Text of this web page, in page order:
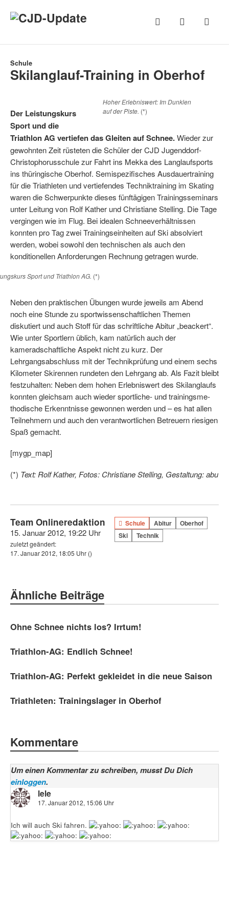
Schule
Skilanglauf-Training in Oberhof
Hoher Erlebniswert: Im Dunklen
auf der Piste. (*)
Der Leistungskurs
Sportund die
Triathlon AG vertiefen das Gleiten auf Schnee.Wieder zur
gewohnten Zeit rüsteten die Schüler der CJD Jugenddorf-
Christophorusschule zur Fahrt ins Mekka des Langlauf­sports
ins thüringische Oberhof. Semispezifisches Ausdauertraining
für die Triathleten und vertiefen­des Techniktraining im Skating
waren die Schwerpunkte dieses fünftägigen Trainingsseminars
unter Leitung von Rolf Kather und Christiane Stelling. Die Tage
vergingen wie im Flug. Bei idealen Schneeverhältnissen
konnten pro Tag zwei Trainingseinheiten auf Ski absolviert
werden, wobei sowohl den technischen als auch den
konditionellen Anforderungen Rechnung getragen wurde.
Sport und Triathlon AG. (*)
Neben den praktischen Übungen wurde jeweils am Abend
noch eine Stunde zu sportwissenschaftlichen Themen
diskutiert und auch Stoff für das schrift­liche Abitur „beackert“.
Wie unter Sportlern üblich, kam natürlich auch der
kameradschaftliche Aspekt nicht zu kurz. Der
Lehrgangsabschluss mit der Technikprüfung und einem sechs
Kilometer Skirennen rundeten den Lehr­gang ab. Als Fazit bleibt
festzuhalten: Neben dem hohen Erlebniswert des Skilanglaufs
konnten gleichsam auch wieder sportliche- und trainingsme­
tho­dische Erkenntnisse gewonnen werden und – es hat allen
Teilnehmern und auch den verantwortlichen Betreuern riesigen
Spaß gemacht.
[mygp_map]
(*) Text: Rolf Kather, Fotos: Christiane Stelling, Gestaltung: abu
Team Onlineredaktion
15. Januar 2012, 19:22 Uhr
zuletzt geändert:
17. Januar 2012, 18:05 Uhr ()
Schule Abitur
Oberhof
Ski
Technik
Ähnliche Beiträge
Ohne Schnee nichts los? Irrtum!
Triathlon-AG: Endlich Schnee!
Triathlon-AG: Perfekt gekleidet in die neue Saison
Triathleten: Trainingslager in Oberhof
Kommentare
Um einen Kommentar zu schreiben, musst Du Dich
einloggen.
lele
17. Januar 2012, 15:06 Uhr
Ich will auch Ski fahren.